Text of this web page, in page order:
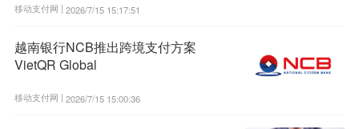
移动支付网 | 2026/7/15 15:17:51
越南银行NCB推出跨境支付方案
VietQR Global
移动支付网 | 2026/7/15 15:00:36